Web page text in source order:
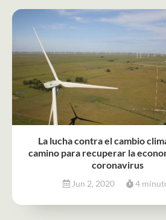
La lucha contra el cambio
camino para recuperar la
coronavirus
Jun 2, 2020 4